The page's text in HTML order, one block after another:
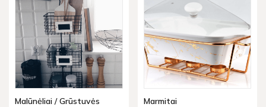
Malūnėliai / Grūstuvės Marmitai